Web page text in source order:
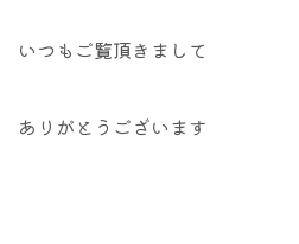
いつもご覧頂きまして
ありがとうございます